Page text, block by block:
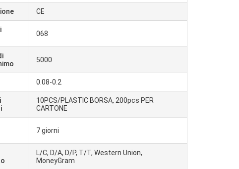
CE
068
5000
0.08-0.2
10PCS/PLASTIC BORSA, 200pcs PER
CARTONE
7 giorni
L/C, D/A, D/P, T/T, Western Union,
MoneyGram